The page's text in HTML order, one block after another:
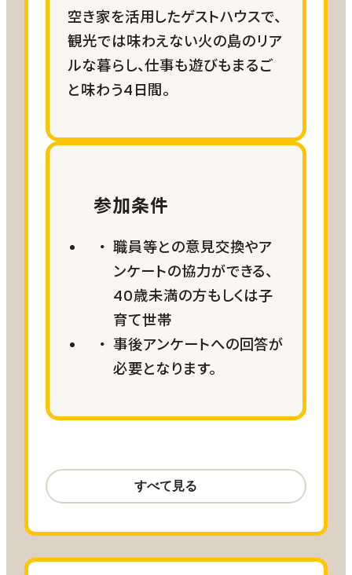
現地移動
お客様ご自身で手配
※事前にかごしま市IJU倶楽部の会員
になっていただくことでレンタカー割引
特典が利用可能となる制度がありま
ださい。
食事
お客様ご自身で手配
2026年10月中旬～2027年1月中
/2泊3日
体験したいメニューに沿って調整
お試し二地域プラン詳細
子どもが学べる遊べる新境地❗親子で見
空き家を活用したゲストハウスで、
観光では味わえない火の島のリア
ルな暮らし、仕事も遊びもまるご
と味わう4日間。
参加条件
職員等との意見交換やア
ンケートの協力ができる、
40歳未満の方もしくは子
育て世帯
事後アンケートへの回答が
必要となります。
航空サポート
羽田＝鹿児島線 往復20,000
大阪＝鹿児島線 往復15,000 ANA
SKYコイン